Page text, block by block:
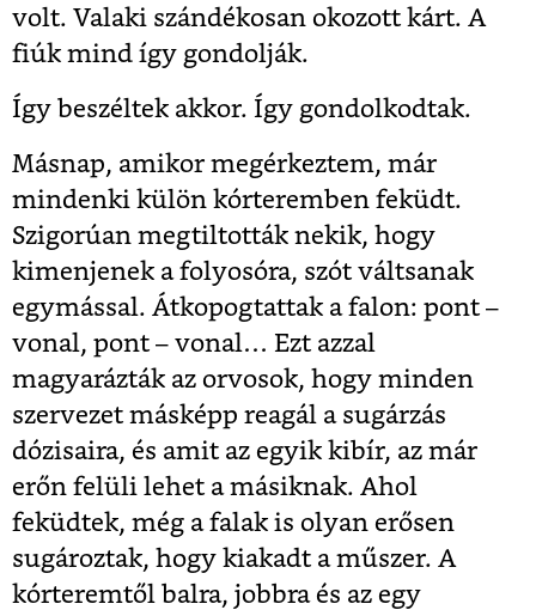
volt. Valaki szándékosan okozott kárt. A
fiúk mind így gondolják.
Így beszéltek akkor. Így gondolkodtak.
Másnap, amikor megérkeztem, már
mindenki külön kórteremben feküdt.
Szigorúan megtiltották nekik, hogy
kimenjenek a folyosóra, szót váltsanak
egymással. Átkopogtattak a falon: pont –
vonal, pont – vonal… Ezt azzal
magyarázták az orvosok, hogy minden
szervezet másképp reagál a sugárzás
dózisaira, és amit az egyik kibír, az már
erőn felüli lehet a másiknak. Ahol
feküdtek, még a falak is olyan erősen
sugároztak, hogy kiakadt a műszer. A
kórteremtől balra, jobbra és az egy